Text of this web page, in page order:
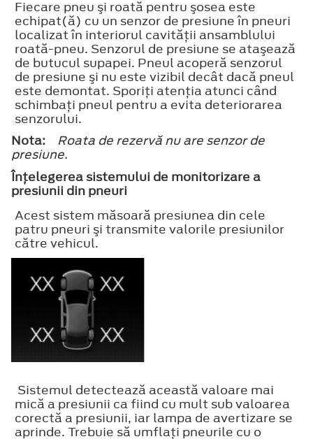
Fiecare pneu şi roată pentru şosea este
echipat(ă) cu un senzor de presiune în pneuri
localizat în interiorul cavităţii ansamblului
roată-pneu. Senzorul de presiune se ataşează
de butucul supapei. Pneul acoperă senzorul
de presiune şi nu este vizibil decât dacă pneul
este demontat. Sporiţi atenţia atunci când
schimbaţi pneul pentru a evita deteriorarea
senzorului.
Nota:
Roata de rezervă nu are senzor de
presiune.
Înţelegerea sistemului de monitorizare a
presiunii din pneuri
Acest sistem măsoară presiunea din cele
patru pneuri şi transmite valorile presiunilor
către vehicul.
Sistemul detectează această valoare mai
mică a presiunii ca fiind cu mult sub valoarea
corectă a presiunii, iar lampa de avertizare se
aprinde. Trebuie să umflaţi pneurile cu o